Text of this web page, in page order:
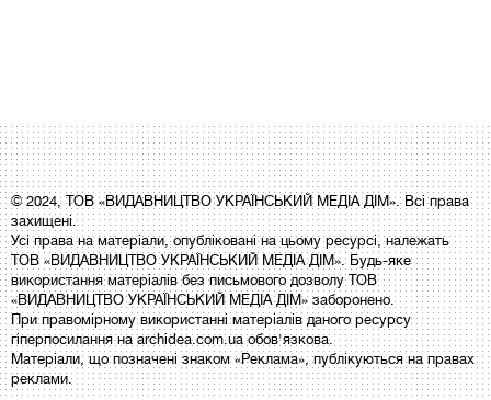
© 2024, ТОВ «ВИДАВНИЦТВО УКРАЇНСЬКИЙ МЕДІА ДІМ». Всі права
захищені.
Усі права на матеріали, опубліковані на цьому ресурсі, належать
ТОВ «ВИДАВНИЦТВО УКРАЇНСЬКИЙ МЕДІА ДІМ». Будь-яке
використання матеріалів без письмового дозволу ТОВ
«ВИДАВНИЦТВО УКРАЇНСЬКИЙ МЕДІА ДІМ» заборонено.
При правомірному використанні матеріалів даного ресурсу
гіперпосилання на archidea.com.ua обов'язкова.
Матеріали, що позначені знаком «Реклама», публікуються на правах
реклами.